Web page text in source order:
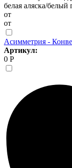
белая аляска/белый
от
от
Асимметрия -
Артикул:
0 Р